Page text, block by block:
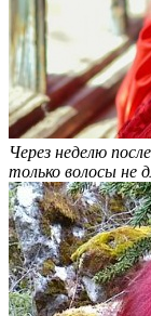
Через неделю
только волосы не